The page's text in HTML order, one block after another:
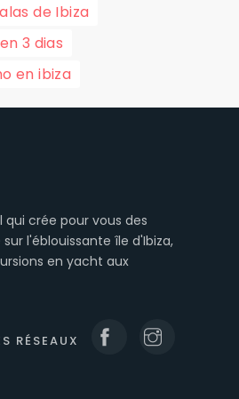
de Ibiza
3 dias
en ibiza
crée pour vous des
l'éblouissante île d'Ibiza,
en yacht aux
RÉSEAUX